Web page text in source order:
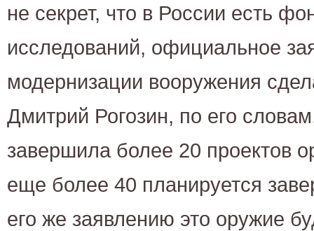
не секрет, что в России есть
исследований, официальное
модернизации вооружения
Дмитрий Рогозин, по его
завершила более 20 проектов
еще более 40 планируется
его же заявлению это оружие